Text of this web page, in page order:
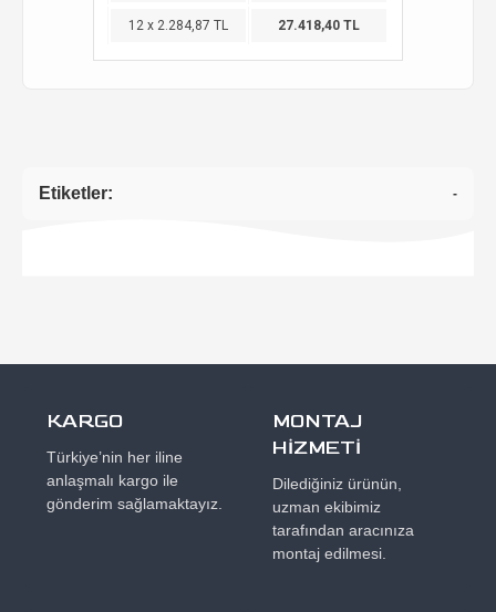
12 x 2.284,87 TL 27.418,40 TL
Etiketler: -
KARGO
Türkiye’nin her iline
anlaşmalı kargo ile
gönderim sağlamaktayız.
MONTAJ
HİZMETİ
Dilediğiniz ürünün,
uzman ekibimiz
tarafından aracınıza
montaj edilmesi.